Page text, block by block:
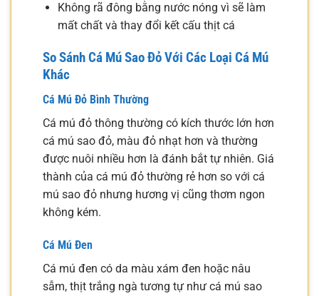
Không rã đông bằng nước nóng vì sẽ làm
mất chất và thay đổi kết cấu thịt cá
So Sánh Cá Mú Sao Đỏ Với Các Loại Cá Mú
Khác
Cá Mú Đỏ Bình Thường
Cá mú đỏ thông thường có kích thước lớn hơn
cá mú sao đỏ, màu đỏ nhạt hơn và thường
được nuôi nhiều hơn là đánh bắt tự nhiên. Giá
thành của cá mú đỏ thường rẻ hơn so với cá
mú sao đỏ nhưng hương vị cũng thơm ngon
không kém.
Cá Mú Đen
Cá mú đen có da màu xám đen hoặc nâu
sẫm, thịt trắng ngà tương tự như cá mú sao